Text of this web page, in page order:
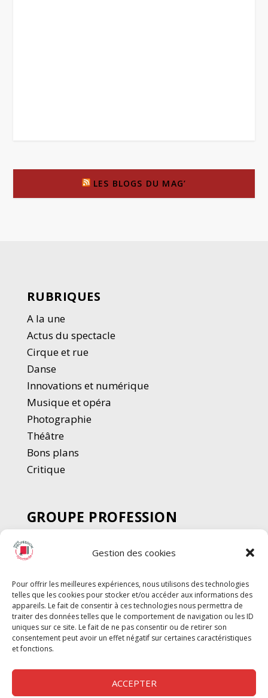
Gestion des cookies
Pour offrir les meilleures expériences, nous utilisons des technologies
telles que les cookies pour stocker et/ou accéder aux informations des
appareils. Le fait de consentir à ces technologies nous permettra de
traiter des données telles que le comportement de navigation ou les ID
uniques sur ce site. Le fait de ne pas consentir ou de retirer son
consentement peut avoir un effet négatif sur certaines caractéristiques
et fonctions.
ACCEPTER
LES BLOGS DU MAG’
RUBRIQUES
A la une
Actus du spectacle
Cirque et rue
Danse
Innovations et numérique
Musique et opéra
Photographie
Théâtre
Bons plans
Critique
GROUPE PROFESSION
SPECTACLE
Chèque Intermittents
Chèque Compta
Chèque Emploi Spectacle
G-Pods
Profession Audio-visuel